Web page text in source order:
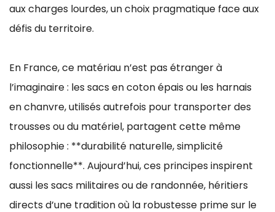
aux charges lourdes, un choix pragmatique face aux
défis du territoire.
En France, ce matériau n’est pas étranger à
l’imaginaire : les sacs en coton épais ou les harnais
en chanvre, utilisés autrefois pour transporter des
trousses ou du matériel, partagent cette même
philosophie : **durabilité naturelle, simplicité
fonctionnelle**. Aujourd’hui, ces principes inspirent
aussi les sacs militaires ou de randonnée, héritiers
directs d’une tradition où la robustesse prime sur le